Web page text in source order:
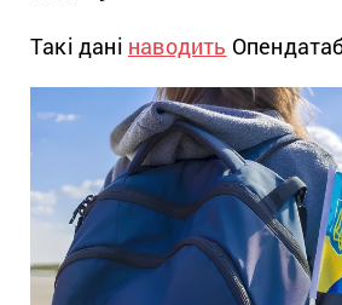
Такі дані наводить